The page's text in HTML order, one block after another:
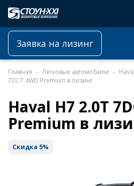
Заявка на лизинг
Главная Легковые автомобили
7DCT 4WD Premium в лизинг
Haval H7 2.0T
Premium в
Скидка 5%